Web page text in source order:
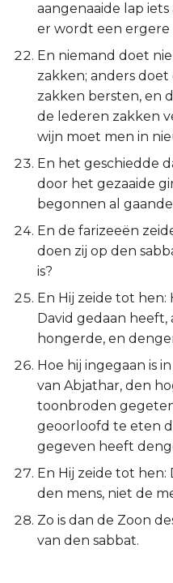
aangenaaide lap
er wordt een ergere
En niemand doet
zakken; anders
zakken bersten, en
de lederen zakken
wijn moet men in
En het geschiedde
door het gezaaide
begonnen al
En de farizeeën
doen zij op den
is?
En Hij zeide tot
David gedaan heeft,
hongerde, en
Hoe hij ingegaan is
van Abjathar, den
toonbroden
geoorloofd te eten
gegeven heeft
En Hij zeide tot hen:
den mens, niet de
Zo is dan de Zoon
van den sabbat.